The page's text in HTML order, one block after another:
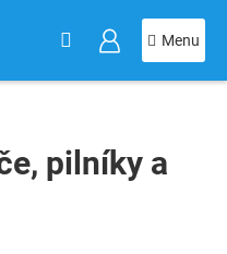
pilníky a